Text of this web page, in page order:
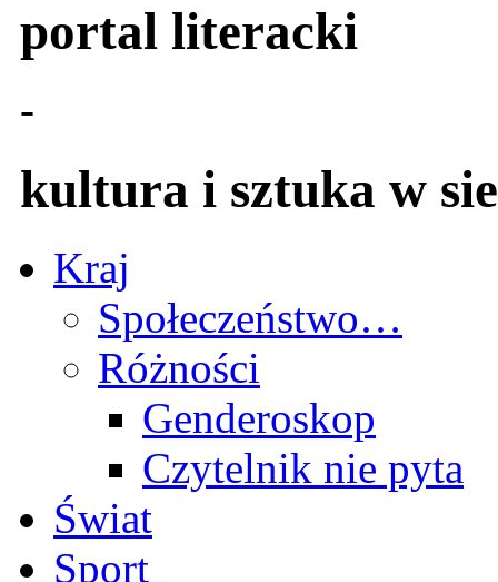
portal literacki
-
kultura i sztuka w
Kraj
Społeczeństwo…
Różności
Genderoskop
Czytelnik nie pyta
Świat
Sport